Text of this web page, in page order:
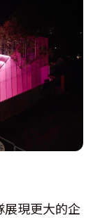
展現更大的企